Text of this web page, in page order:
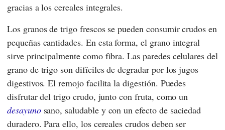
gracias a los cereales integrales.
Los granos de trigo frescos se pueden consumir crudos en
pequeñas cantidades. En esta forma, el grano integral
sirve principalmente como fibra. Las paredes celulares del
grano de trigo son difíciles de degradar por los jugos
digestivos. El remojo facilita la digestión. Puedes
disfrutar del trigo crudo, junto con fruta, como un
desayunosano, saludable y con un efecto de saciedad
duradero. Para ello, los cereales crudos deben ser